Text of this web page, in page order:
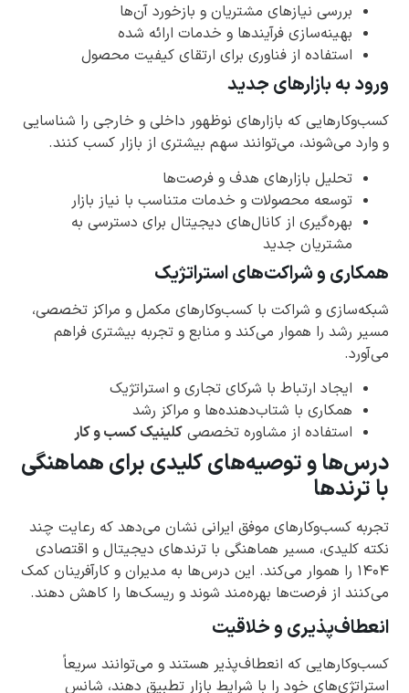
بررسی نیازهای مشتریان و بازخورد آن‌ها
بهینه‌سازی فرآیندها و خدمات ارائه شده
استفاده از فناوری برای ارتقای کیفیت محصول
ورود به بازارهای جدید
کسب‌وکارهایی که بازارهای نوظهور داخلی و خارجی را شناسایی
و وارد می‌شوند، می‌توانند سهم بیشتری از بازار کسب کنند.
تحلیل بازارهای هدف و فرصت‌ها
توسعه محصولات و خدمات متناسب با نیاز بازار
بهره‌گیری از کانال‌های دیجیتال برای دسترسی به
مشتریان جدید
همکاری و شراکت‌های استراتژیک
شبکه‌سازی و شراکت با کسب‌وکارهای مکمل و مراکز تخصصی،
مسیر رشد را هموار می‌کند و منابع و تجربه بیشتری فراهم
می‌آورد.
ایجاد ارتباط با شرکای تجاری و استراتژیک
همکاری با شتاب‌دهنده‌ها و مراکز رشد
استفاده از مشاوره تخصصی کلینیک کسب و کار
درس‌ها و توصیه‌های کلیدی برای هماهنگی
با ترندها
تجربه کسب‌وکارهای موفق ایرانی نشان می‌دهد که رعایت چند
نکته کلیدی، مسیر هماهنگی با ترندهای دیجیتال و اقتصادی
۱۴۰۴ را هموار می‌کند. این درس‌ها به مدیران و کارآفرینان کمک
می‌کنند از فرصت‌ها بهره‌مند شوند و ریسک‌ها را کاهش دهند.
انعطاف‌پذیری و خلاقیت
کسب‌وکارهایی که انعطاف‌پذیر هستند و می‌توانند سریعاً
استراتژی‌های خود را با شرایط بازار تطبیق دهند، شانس